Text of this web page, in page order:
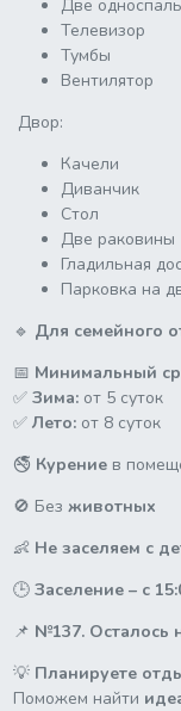
Две
Телевизор
Тумбы
Вентилятор
Двор:
Качели
Диванчик
Стол
Две раковины
Гладильная
Парковка на
🔹 Для семейного
📅 Минимальный
✅ Зима:от 5 суток
✅ Лето:от 8 суток
🚭 Курениев
🚫 Без животных
👶 Не заселяем с
🕒 Заселение – с
📌 №137. Осталось
💡 Планируете
Поможем найти